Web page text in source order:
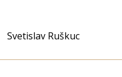
Svetislav Ruškuc